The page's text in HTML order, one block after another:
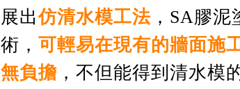
展出仿清水模工法 ，SA膠
術， 可輕易在現有的牆面施
無負擔 ，不但能得到清水模